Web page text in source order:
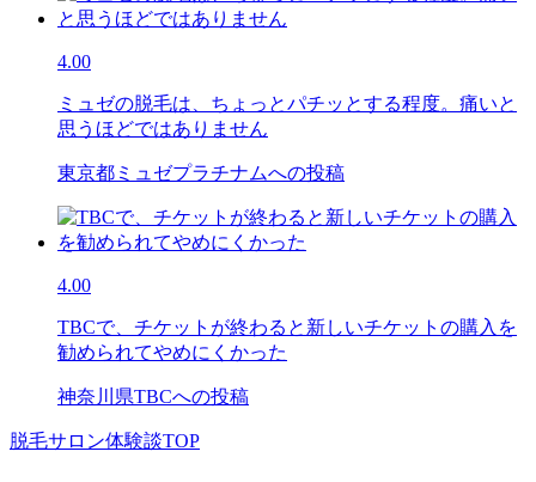
4.00
ミュゼの脱毛は、ちょっとパチッとする程度。痛いと
思うほどではありません
東京都ミュゼプラチナムへの投稿
4.00
TBCで、チケットが終わると新しいチケットの購入を
勧められてやめにくかった
神奈川県TBCへの投稿
脱毛サロン体験談TOP